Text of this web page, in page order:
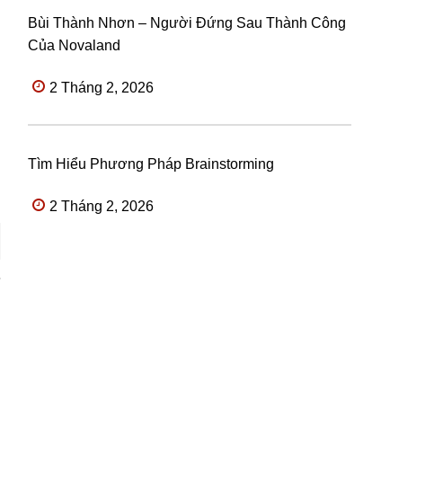
Bùi Thành Nhơn – Người Đứng Sau Thành Công
Của Novaland
2 Tháng 2, 2026
Tìm Hiểu Phương Pháp Brainstorming
2 Tháng 2, 2026